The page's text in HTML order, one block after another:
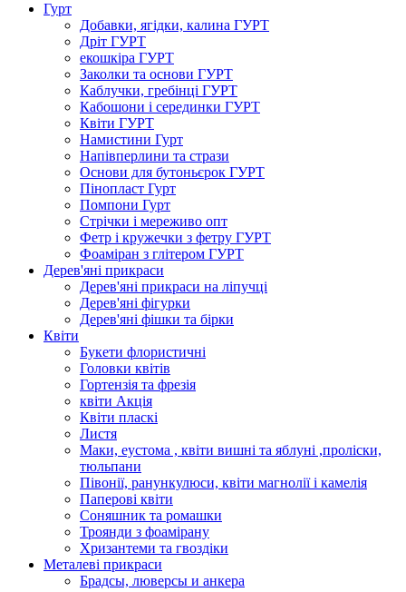
Гурт
Добавки, ягідки, калина ГУРТ
Дріт ГУРТ
екошкіра ГУРТ
Заколки та основи ГУРТ
Каблучки, гребінці ГУРТ
Кабошони і серединки ГУРТ
Квіти ГУРТ
Намистини Гурт
Напівперлини та стрази
Основи для бутоньєрок ГУРТ
Пінопласт Гурт
Помпони Гурт
Стрічки і мереживо опт
Фетр і кружечки з фетру ГУРТ
Фоаміран з глітером ГУРТ
Дерев'яні прикраси
Дерев'яні прикраси на ліпучці
Дерев'яні фігурки
Дерев'яні фішки та бірки
Квіти
Букети флористичні
Головки квітів
Гортензія та фрезія
квіти Акція
Квіти пласкі
Листя
Маки, еустома , квіти вишні та яблуні ,проліски,
тюльпани
Півонії, ранункулюси, квіти магнолії і камелія
Паперові квіти
Соняшник та ромашки
Троянди з фоамірану
Хризантеми та гвоздіки
Металеві прикраси
Брадсы, люверсы и анкера